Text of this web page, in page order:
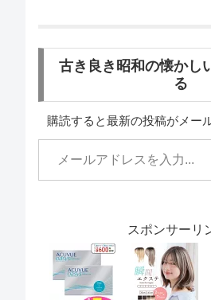
古き良き昭和の懐かし
る
購読すると最新の投稿がメー
スポンサーリ